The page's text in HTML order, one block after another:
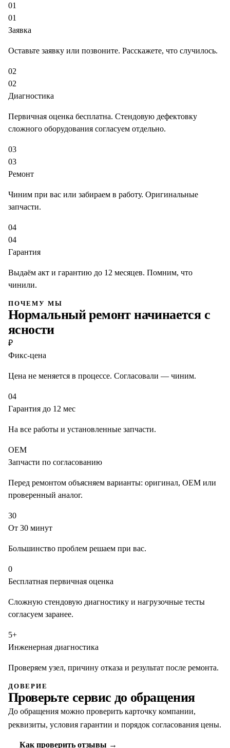
01
01
Заявка
Оставьте заявку или позвоните. Расскажете, что случилось.
02
02
Диагностика
Первичная оценка бесплатна. Стендовую дефектовку
сложного оборудования согласуем отдельно.
03
03
Ремонт
Чиним при вас или забираем в работу. Оригинальные
запчасти.
04
04
Гарантия
Выдаём акт и гарантию до 12 месяцев. Помним, что
чинили.
ПОЧЕМУ МЫ
Нормальный ремонт начинается с
ясности
₽
Фикс-цена
Цена не меняется в процессе. Согласовали — чиним.
04
Гарантия до 12 мес
На все работы и установленные запчасти.
OEM
Запчасти по согласованию
Перед ремонтом объясняем варианты: оригинал, OEM или
проверенный аналог.
30
От 30 минут
Большинство проблем решаем при вас.
0
Бесплатная первичная оценка
Сложную стендовую диагностику и нагрузочные тесты
согласуем заранее.
5+
Инженерная диагностика
Проверяем узел, причину отказа и результат после ремонта.
ДОВЕРИЕ
Проверьте сервис до обращения
До обращения можно проверить карточку компании,
реквизиты, условия гарантии и порядок согласования цены.
Как проверить отзывы →